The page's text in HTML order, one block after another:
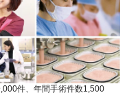
件、年間手術件数1,500